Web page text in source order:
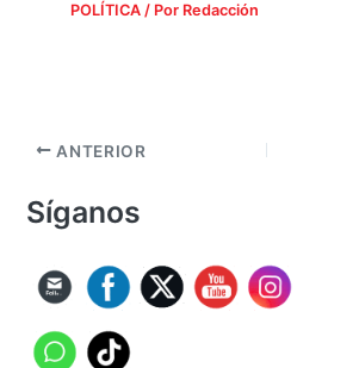
POLÍTICA/ Por Redacción
ANTERIOR
Síganos